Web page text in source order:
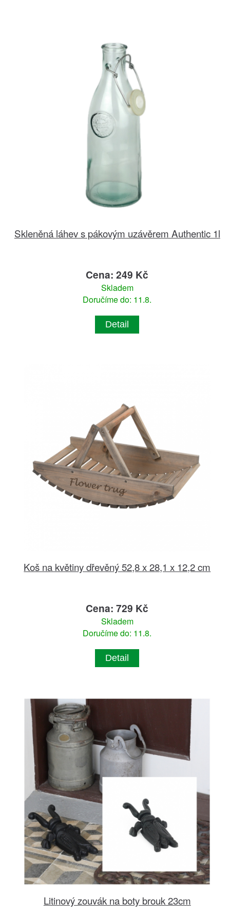
Skleněná láhev s pákovým uzávěrem Authentic 1l
Cena: 249 Kč
Skladem
Doručíme do: 11.8.
Detail
Koš na květiny dřevěný 52,8 x 28,1 x 12,2 cm
Cena: 729 Kč
Skladem
Doručíme do: 11.8.
Detail
Litinový zouvák na boty brouk 23cm